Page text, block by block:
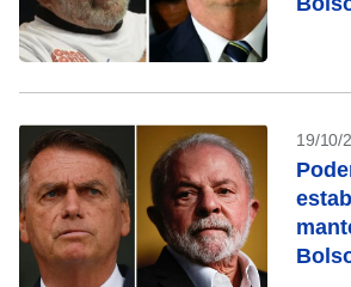
19/10/